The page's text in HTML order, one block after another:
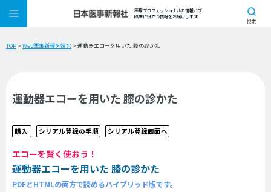
医療プロフェッショナルの情報ハブ
臨床に役立つ情報をお届けします
検索
TOP >Web医事新報を読む > 運動器エコーを用いた 膝の診かた
運動器エコーを用いた 膝の診かた
購入 シリアル登録の手順 シリアル登録画面へ
エコーを賢く使おう！
運動器エコーを用いた 膝の診かた
PDFとHTMLの両方で読めるハイブリッド版です。